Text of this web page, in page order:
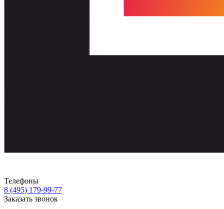
Телефоны
8 (495) 179-99-77
Заказать звонок